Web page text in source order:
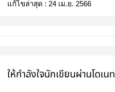
แก้ไขล่าสุด : 24 เม.ย. 2566
ให้กำลังใจนักเขียนผ่านโดเนท